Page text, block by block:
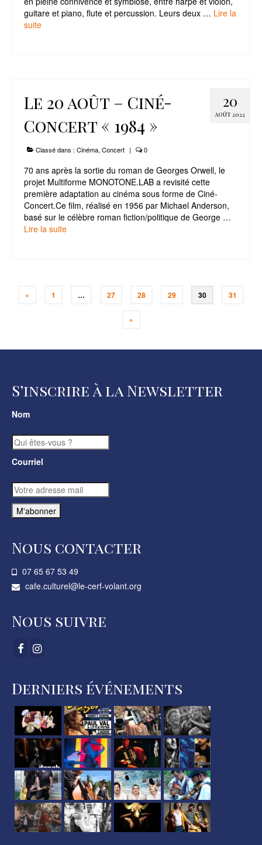
guitare et piano, flute et percussion. Leurs deux … Lire la
suite­­
20
AOÛT 2022
Le 20 août – Ciné-
Concert « 1984 »
Classé dans : Cinéma, Concert | 0
70 ans après la sortie du roman de Georges Orwell, le
projet Multiforme MONOTONE.LAB a revisité cette
première adaptation au cinéma sous forme de Ciné-
Concert.Ce film, réalisé en 1956 par Michael Anderson,
basé sur le célèbre roman fiction/politique de George …
Lire la suite­­
Pagination
« 1 … 27 28 29 30 31
»
S’inscrire à la Newsletter
Nom
Courriel
Nous contacter
07 65 67 53 49­
cafe.culturel@le-cerf-volant.org
Nous suivre
Derniers événements